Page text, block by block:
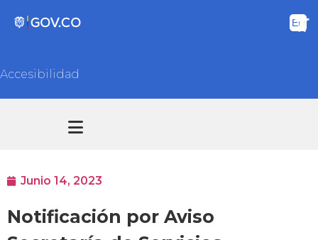
Accesibilidad
Junio 14, 2023
Notificación por Aviso